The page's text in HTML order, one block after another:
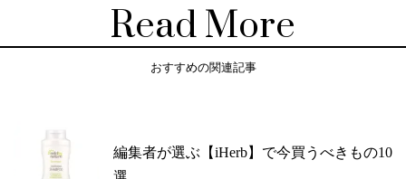
Read More
おすすめの関連記事
編集者が選ぶ【iHerb】で今買うべきもの10